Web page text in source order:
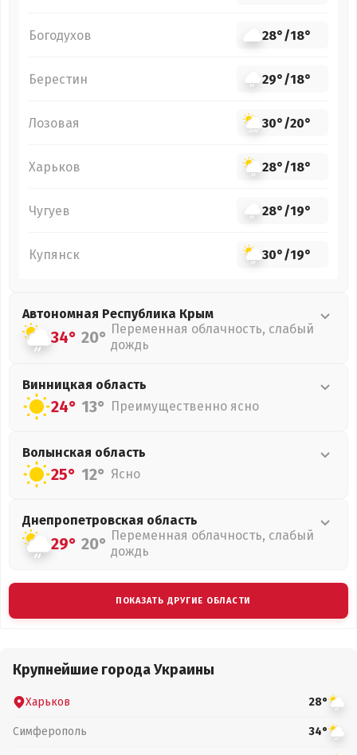
Богодухов 28°/18°
Берестин 29°/18°
Лозовая 30°/20°
Харьков 28°/18°
Чугуев 28°/19°
Купянск 30°/19°
Автономная Республика Крым
34° 20° Переменная облачность, слабый
дождь
Винницкая область
24° 13° Преимущественно ясно
Волынская область
25° 12° Ясно
Днепропетровская область
29° 20° Переменная облачность, слабый
дождь
ПОКАЗАТЬ ДРУГИЕ ОБЛАСТИ
Крупнейшие города Украины
Харьков 28°
Симферополь 34°